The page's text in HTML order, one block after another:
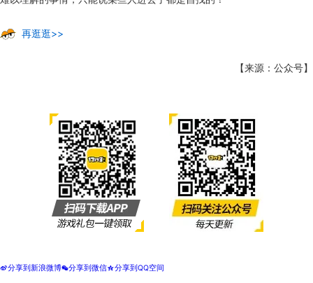
再逛逛>>
【来源：公众号】
t分享到新浪微博w分享到微信z分享到QQ空间